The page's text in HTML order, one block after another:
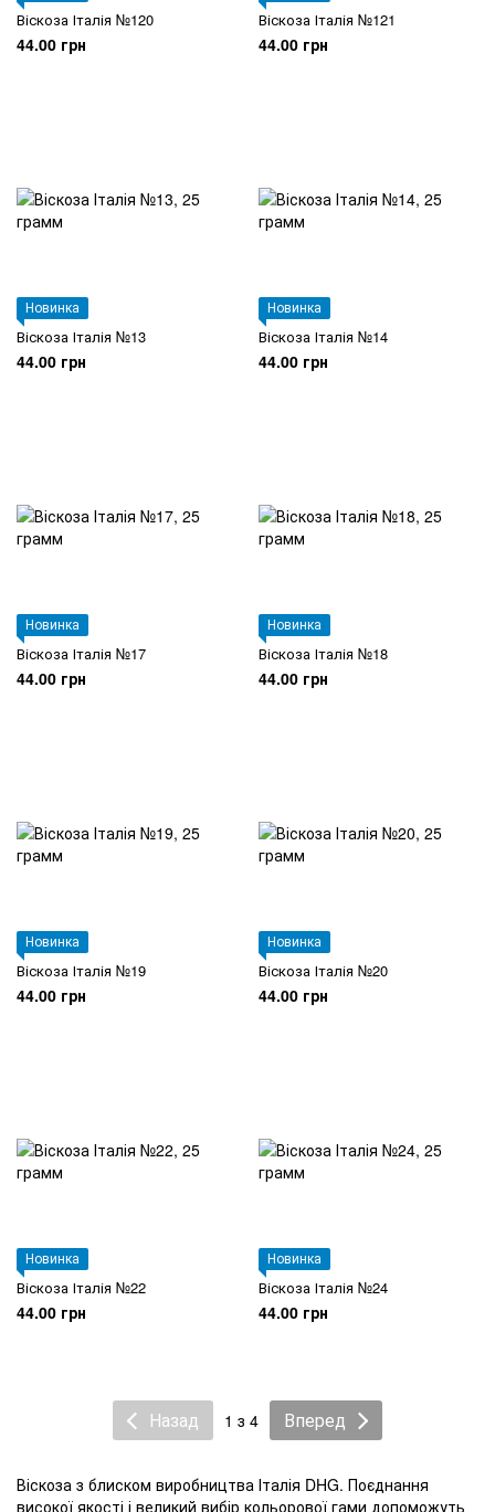
Віскоза Італія №120
44.00 грн
Віскоза Італія №121
44.00 грн
Новинка
Віскоза Італія №13
44.00 грн
Новинка
Віскоза Італія №14
44.00 грн
Новинка
Віскоза Італія №17
44.00 грн
Новинка
Віскоза Італія №18
44.00 грн
Новинка
Віскоза Італія №19
44.00 грн
Новинка
Віскоза Італія №20
44.00 грн
Новинка
Віскоза Італія №22
44.00 грн
Новинка
Віскоза Італія №24
44.00 грн
Назад 1 з 4 Вперед
Віскоза з блиском виробництва Італія DHG. Поєднання
високої якості і великий вибір кольорової гами допоможуть